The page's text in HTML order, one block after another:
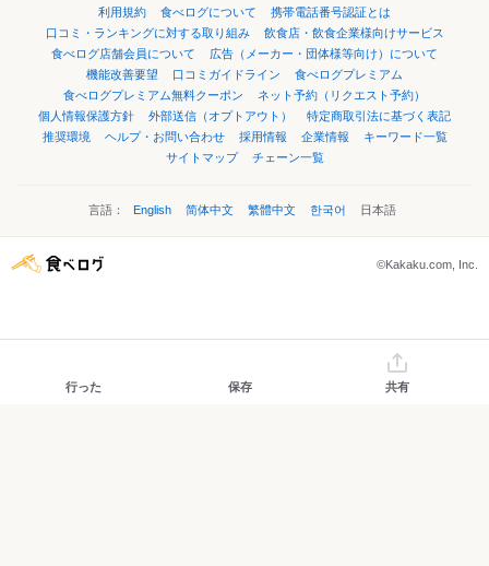
利用規約 食べログについて
携帯電話番号認証とは
口コミ・ランキングに対する取り組み
飲食店・飲食企業様向けサービス
食べログ店舗会員について
広告（メーカー・団体様等向け）について
機能改善要望
口コミガイドライン
食べログプレミアム
食べログプレミアム無料クーポン
ネット予約（リクエスト予約）
個人情報保護方針
外部送信（オプトアウト）
特定商取引法に基づく表記
推奨環境
ヘルプ・お問い合わせ 採用情報 企業情報
キーワード一覧
サイトマップ
チェーン一覧
言語： English 简体中文 繁體中文 한국어 日本語
©Kakaku.com, Inc.
行った 保存 共有